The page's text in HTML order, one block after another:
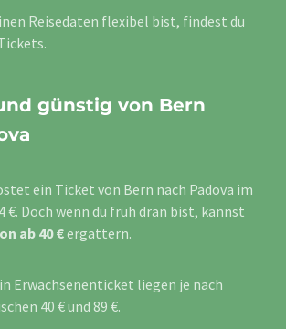
Reisedaten flexibel bist, findest du
günstig von Bern
ein Ticket von Bern nach Padova im
€. Doch wenn du früh dran bist, kannst
ab 40 €ergattern.
Erwachsenenticket liegen je nach
40 € und 89 €.